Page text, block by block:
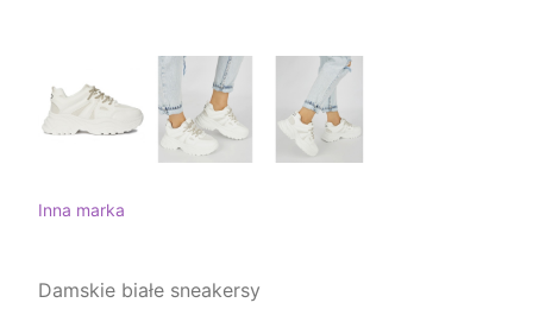
Inna marka
Damskie białe sneakersy